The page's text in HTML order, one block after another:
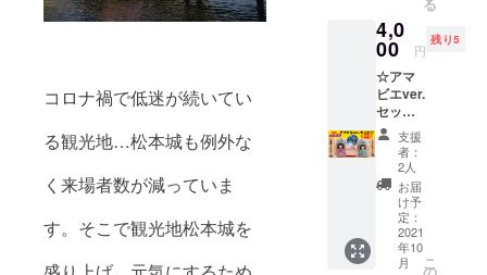
コロナ禍で低迷が続いてい
る観光地…松本城も例外な
く来場者数が減っていま
す。そこで観光地松本城を
缶バッ
チサイ
ズ
(38mm)
＊備考
欄への
記載＊
お名前
(ハンド
ルネー
ム可)を
お知ら
せ下さ
い。
4,0
00 円
残り5
☆アマ
ビエver.
セット
②☆ ・
お礼の
御手紙
・木製
キーホ
ルダー
(ピンク)
・木製
キーホ
支援
者：
2人
お届
け予
定：
2021
年10
月
こ
の